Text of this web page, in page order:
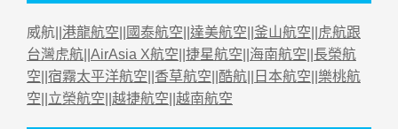
威航|| 港龍航空 國泰航空 達美航空 釜山航空
虎航跟
台灣虎航 AirAsia X航空 捷星航空 海南航空 長榮航
空 宿霧太平洋航空 香草航空 酷航 日本航空 樂桃航
空 立榮航空 越捷航空 越南航空